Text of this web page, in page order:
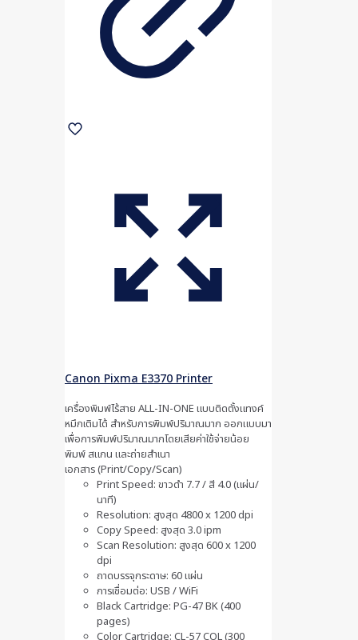
Canon Pixma E3370 Printer
เครื่องพิมพ์ไร้สาย ALL-IN-ONE แบบติดตั้งแทงค์
หมึกเติมได้ สำหรับการพิมพ์ปริมาณมาก ออกแบบมา
เพื่อการพิมพ์ปริมาณมากโดยเสียค่าใช้จ่ายน้อย
พิมพ์ สแกน และถ่ายสำเนา
เอกสาร (Print/Copy/Scan)
Print Speed: ขาวดำ 7.7 / สี 4.0 (แผ่น/
นาที)
Resolution: สูงสุด 4800 x 1200 dpi
Copy Speed: สูงสุด 3.0 ipm
Scan Resolution: สูงสุด 600 x 1200
dpi
ถาดบรรจุกระดาษ: 60 แผ่น
การเชื่อมต่อ: USB / WiFi
Black Cartridge: PG-47 BK (400
pages)
Color Cartridge: CL-57 COL (300